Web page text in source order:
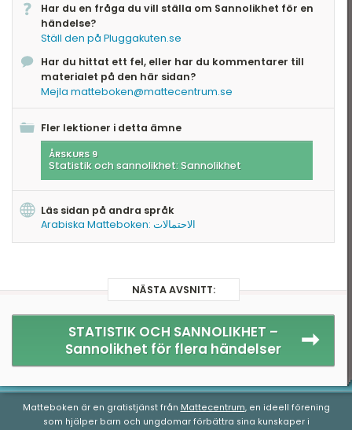
Har du en fråga du vill ställa om Sannolikhet för en
händelse?
Ställ den på Pluggakuten.se
Har du hittat ett fel, eller har du kommentarer till
materialet på den här sidan?
Mejla matteboken@mattecentrum.se
Fler lektioner i detta ämne
ÅRSKURS 9
Statistik och sannolikhet: Sannolikhet
Läs sidan på andra språk
Arabiska Matteboken: الاحتمالات
NÄSTA AVSNITT:
STATISTIK OCH SANNOLIKHET –
Sannolikhet för flera händelser
Matteboken är en gratistjänst från Mattecentrum, en ideell förening
som hjälper barn och ungdomar förbättra sina kunskaper i